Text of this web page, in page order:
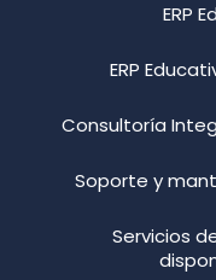
ERP
ERP
Consultoría
Soporte y
Servicios